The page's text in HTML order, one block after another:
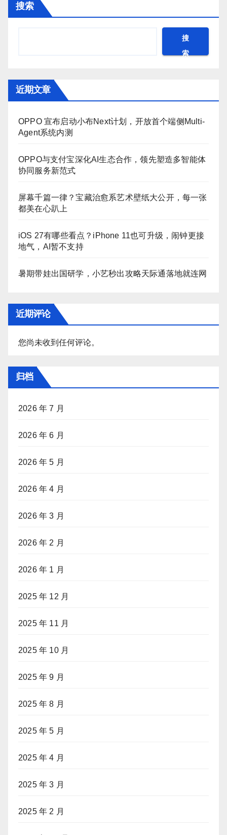
搜索
搜
索
近期文章
OPPO 宣布启动小布Next计划，开放首个端侧Multi-
Agent系统内测
OPPO与支付宝深化AI生态合作，领先塑造多智能体
协同服务新范式
屏幕千篇一律？宝藏治愈系艺术壁纸大公开，每一张
都美在心趴上
iOS 27有哪些看点？iPhone 11也可升级，闹钟更接
地气，AI暂不支持
暑期带娃出国研学，小艺秒出攻略天际通落地就连网
近期评论
您尚未收到任何评论。
归档
2026 年 7 月
2026 年 6 月
2026 年 5 月
2026 年 4 月
2026 年 3 月
2026 年 2 月
2026 年 1 月
2025 年 12 月
2025 年 11 月
2025 年 10 月
2025 年 9 月
2025 年 8 月
2025 年 5 月
2025 年 4 月
2025 年 3 月
2025 年 2 月